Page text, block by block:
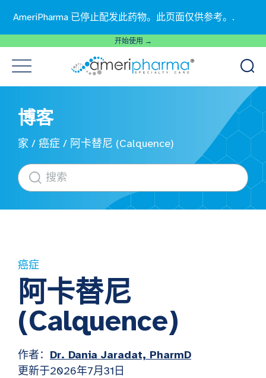
AmeriPharma 已停止配发此药物。此页面仅供参考。.
开始使用 →
博客
家 / 癌症 / 阿卡替尼 (Calquence)
癌症
阿卡替尼
(Calquence)
作者： Dr. Dania Jaradat, PharmD
更新于2026年7月31日